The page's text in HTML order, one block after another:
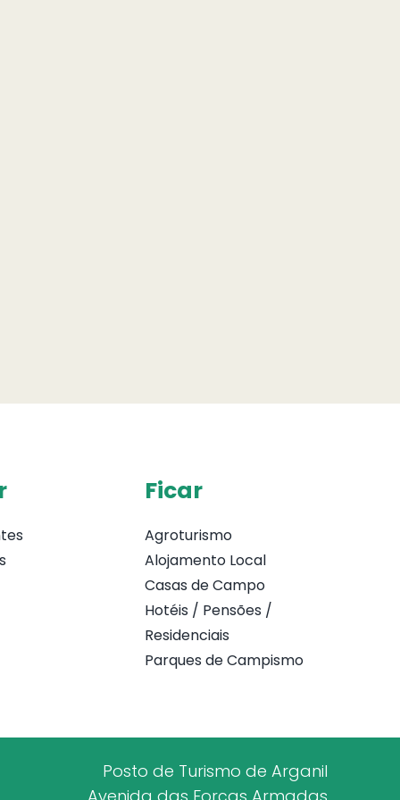
Ficar
Agroturismo
Alojamento Local
Casas de Campo
Hotéis / Pensões /
Residenciais
Parques de Campismo
Posto de Turismo de Arganil